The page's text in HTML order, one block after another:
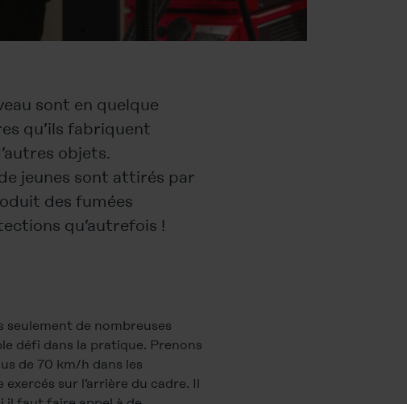
sont en quelque
qu’ils fabriquent
objets.
jeunes sont attirés par
des fumées
qu’autrefois !
seulement de nombreuses
défi dans la pratique. Prenons
de 70 km/h dans les
sur l’arrière du cadre. Il